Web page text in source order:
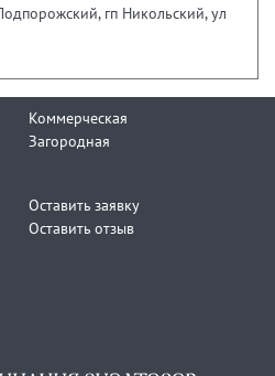
гп Никольский, ул
Коммерческая
Загородная
Оставить заявку
Оставить отзыв